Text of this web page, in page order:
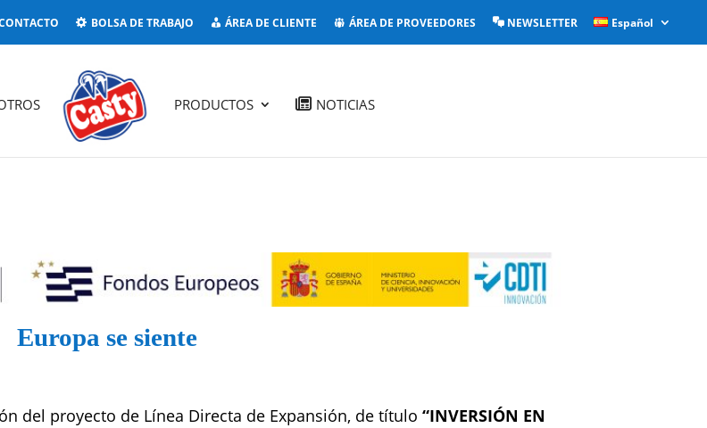
BOLSA DE TRABAJO ÁREA DE CLIENTE ÁREA DE PROVEEDORES NEWSLETTER Español
PRODUCTOS NOTICIAS
Europa se siente
del proyecto de Línea Directa de Expansión, de título“INVERSIÓN EN